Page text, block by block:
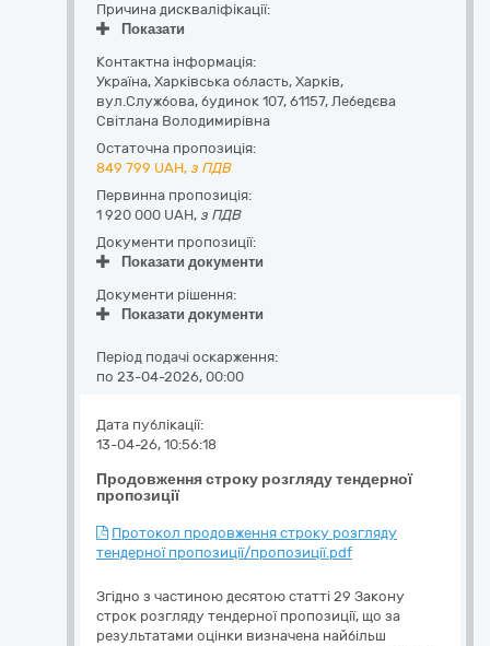
Причина дискваліфікації:
Показати
Контактна інформація:
Україна, Харківська область, Харків,
вул.Службова, будинок 107, 61157, Лебедєва
Світлана Володимирівна
Остаточна пропозиція:
849 799 UAH, з ПДВ
Первинна пропозиція:
1 920 000 UAH, з ПДВ
Документи пропозиції:
Показати документи
Документи рішення:
Показати документи
Період подачі оскарження:
по 23-04-2026, 00:00
Продовження строку розгляду тендерної
пропозиції
Дата публікації:
13-04-26, 10:56:18
Протокол продовження строку розгляду
тендерної пропозиції/пропозиції.pdf
Згідно з частиною десятою статті 29 Закону
строк розгляду тендерної пропозиції, що за
результатами оцінки визначена найбільш